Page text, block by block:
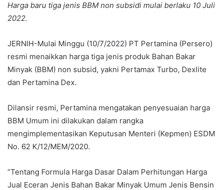
Harga baru tiga jenis BBM non subsidi mulai berlaku 10 Juli
2022.
JERNIH-Mulai Minggu (10/7/2022) PT Pertamina (Persero)
resmi menaikkan harga tiga jenis produk Bahan Bakar
Minyak (BBM) non subsid, yakni Pertamax Turbo, Dexlite
dan Pertamina Dex.
Dilansir resmi, Pertamina mengatakan penyesuaian harga
BBM Umum ini dilakukan dalam rangka
mengimplementasikan Keputusan Menteri (Kepmen) ESDM
No. 62 K/12/MEM/2020.
“Tentang Formula Harga Dasar Dalam Perhitungan Harga
Jual Eceran Jenis Bahan Bakar Minyak Umum Jenis Bensin